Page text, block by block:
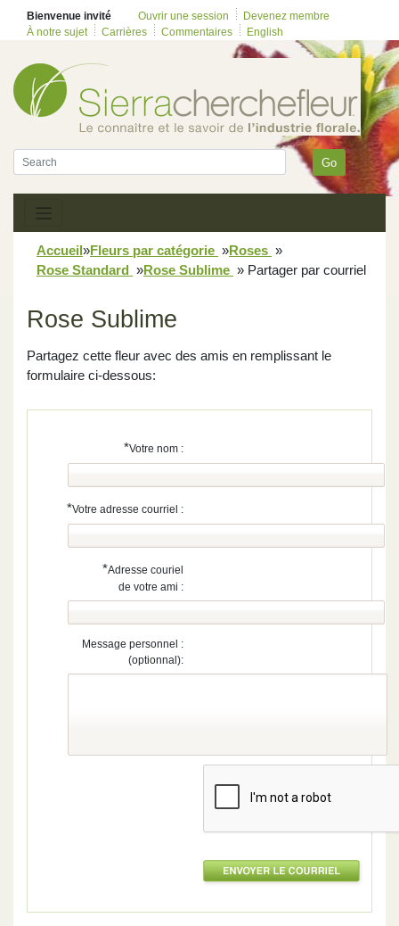
Bienvenue invité Ouvrir une session
Devenez membre
À notre sujet
Carrières Commentaires English
Go
Accueil»Fleurs par catégorie »Roses »
Rose Standard »Rose Sublime » Partager par courriel
Rose Sublime
Partagez cette fleur avec des amis en remplissant le
formulaire ci-dessous:
*Votre nom :
*Votre adresse courriel :
*Adresse couriel
de votre ami :
Message personnel :
(optionnal):